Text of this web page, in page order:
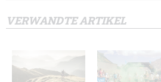
VERWANDTE ARTIKEL